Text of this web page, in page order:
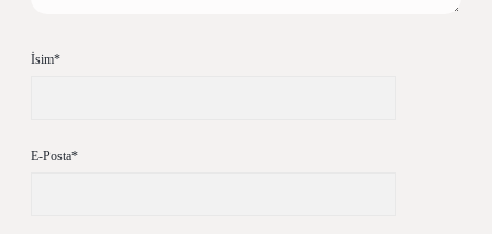
İsim*
E-Posta*